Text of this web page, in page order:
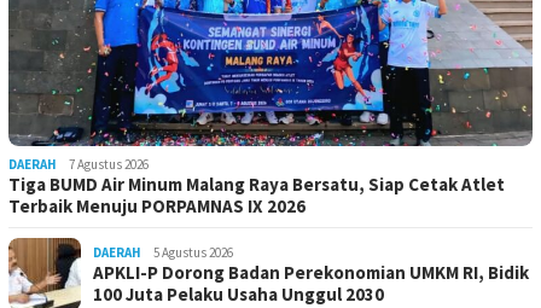
DAERAH 7 Agustus 2026
Tiga BUMD Air Minum Malang Raya Bersatu, Siap Cetak Atlet
Terbaik Menuju PORPAMNAS IX 2026
DAERAH 5 Agustus 2026
APKLI-P Dorong Badan Perekonomian UMKM RI, Bidik
100 Juta Pelaku Usaha Unggul 2030